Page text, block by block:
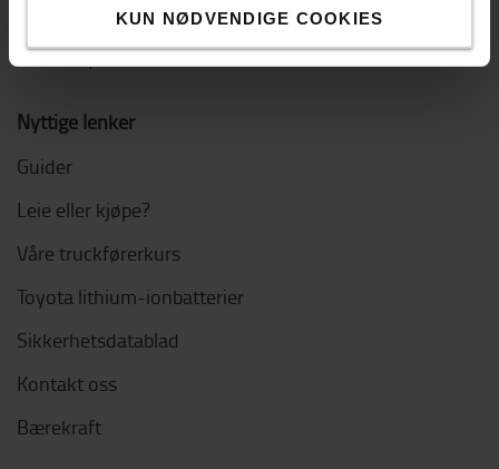
KUN NØDVENDIGE COOKIES
Jobb i Toyota
Nyttige lenker
Guider
Leie eller kjøpe?
Våre truckførerkurs
Toyota lithium-ionbatterier
Sikkerhetsdatablad
Kontakt oss
Bærekraft